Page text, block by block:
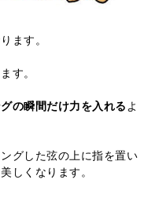
ます。
す。
の瞬間だけ力を入れるよ
グした弦の上に指を置い
しくなります。